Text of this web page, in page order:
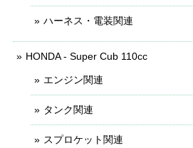
ハーネス・電装関連
HONDA - Super Cub 110cc
エンジン関連
タンク関連
スプロケット関連